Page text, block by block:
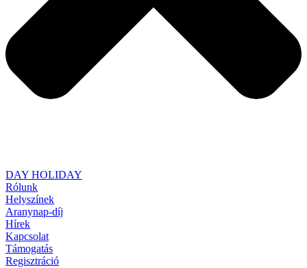
DAY HOLIDAY
Rólunk
Helyszínek
Aranynap-díj
Hírek
Kapcsolat
Támogatás
Regisztráció